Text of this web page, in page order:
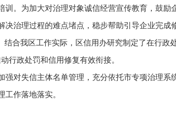
训。为加大对治理对象诚信经营宣传教育，鼓
决治理过程的难点堵点，稳步帮助引导企业完成
结合我区工作实际，区信用办研究制定了在行
行政处罚和信用修复有效衔接。
强对失信主体名单管理，充分依托市专项治理
工作落地落实。